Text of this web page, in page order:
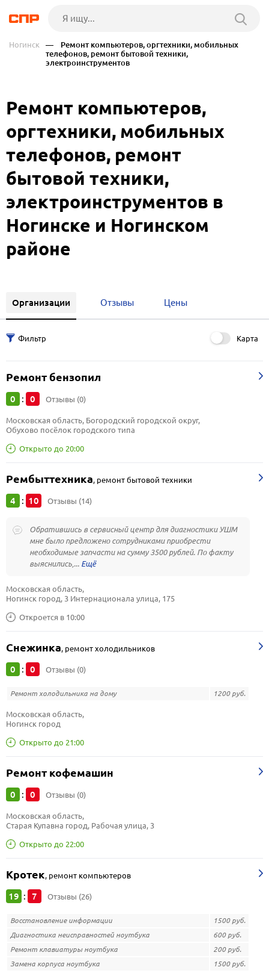
Ногинск
— Ремонт компьютеров, оргтехники, мобильных
телефонов, ремонт бытовой техники,
электроинструментов
Ремонт компьютеров,
оргтехники, мобильных
телефонов, ремонт
бытовой техники,
электроинструментов в
Ногинске и Ногинском
районе
Организации Отзывы Цены
Карта
Ремонт бензопил
0 : 0 Отзывы (0)
Открыто до 20:00
Московская область, Богородский городской округ,
Обухово посёлок городского типа
Рембыттехника, ремонт бытовой техники
4 : 10 Отзывы (14)
Обратившись в сервисный центр для диагностики УШМ
мне было предложено сотрудниками приобрести
необходимые запчасти на сумму 3500 рублей. По факту
выяснились,...
Откроется в 10:00
Московская область,
Ногинск город, 3 Интернационала улица, 175
Снежинка, ремонт холодильников
0 : 0 Отзывы (0)
Ремонт холодильника на дому 1200 руб.
Открыто до 21:00
Московская область,
Ногинск город
Ремонт кофемашин
0 : 0 Отзывы (0)
Открыто до 22:00
Московская область,
Старая Купавна город, Рабочая улица, 3
Кротек, ремонт компьютеров
19 : 7 Отзывы (26)
Восстановление информации
1500 руб.
Диагностика неисправностей ноутбука
600 руб.
Ремонт клавиатуры ноутбука
200 руб.
Замена корпуса ноутбука
1500 руб.